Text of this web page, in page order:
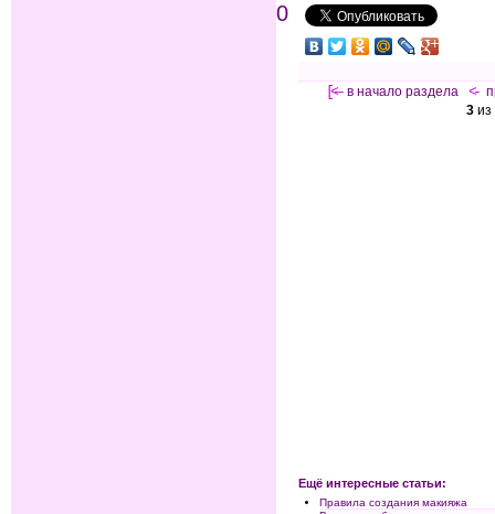
0
[<— в начало раздела <-
3из
Ещё интересные статьи:
Правила создания макияжа